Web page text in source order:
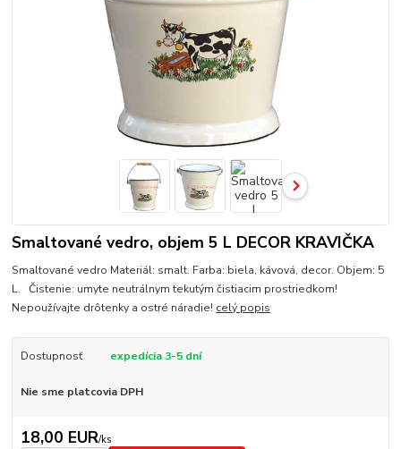
Smaltované vedro, objem 5 L DECOR KRAVIČKA
Smaltované vedro Materiál: smalt. Farba: biela, kávová, decor. Objem: 5
L. Čistenie: umyte neutrálnym tekutým čistiacim prostriedkom!
Nepoužívajte drôtenky a ostré náradie! celý popis
Dostupnosť expedícia 3-5 dní
Nie sme platcovia DPH
18,00 EUR/ks